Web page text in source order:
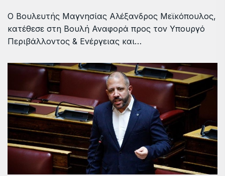
Ο Βουλευτής Μαγνησίας Αλέξανδρος Μεϊκόπουλος,
κατέθεσε στη Βουλή Αναφορά προς τον Υπουργό
Περιβάλλοντος & Ενέργειας και…